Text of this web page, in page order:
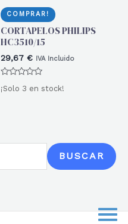
BUSCAR
COMPRAR!
CORTAPELOS PHILIPS
HC3510/15
29,67 € IVA Incluido
con
¡Solo 3 en stock!